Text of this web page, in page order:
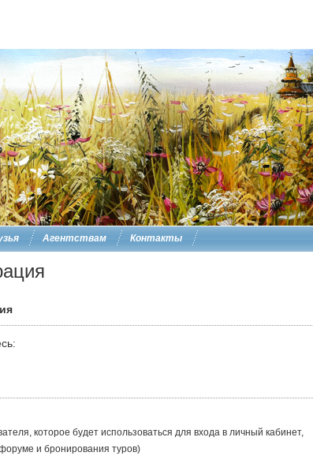
Агентствам Контакты
которое будет использоваться для входа в личный кабинет,
и бронирования туров)